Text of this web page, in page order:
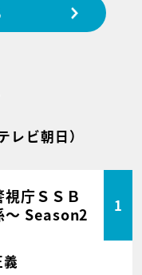
レビ朝日）
庁ＳＳＢ
～ Season2
1